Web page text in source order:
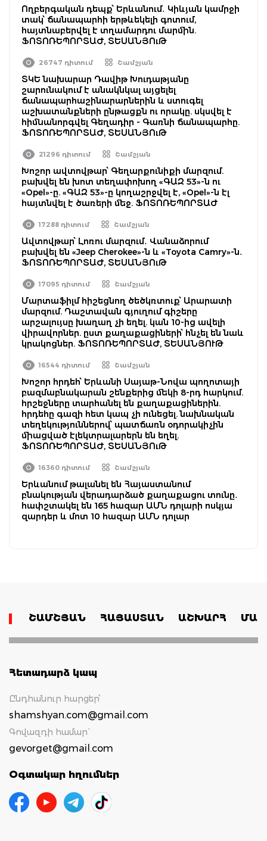
Ողբերգական դեպք՝ Երևանում․ Կիևյան կամրջի
տակ՝ ճանապարհի երթևեկելի գոտում,
հայտնաբերվել է տղամարդու մարմին.
ՖՈՏՈՌԵՊՈՐՏԱԺ, ՏԵՍԱՆՅՈւԹ
26747 դիտում Շամշյան
ՏԿԵ նախարար Դավիթ Խուդաթյանը
շարունակում է անակնկալ այցելել
ճանապարհաշինարարներին և ստուգել
աշխատանքների ընթացքն ու որակը. սկսվել է
հիմնանորգվել Գեղադիր - Գառնի ճանապարհը.
ՖՈՏՈՌԵՊՈՐՏԱԺ, ՏԵՍԱՆՅՈւԹ
21296 դիտում Շամշյան
Խոշոր ավտովթար՝ Գեղարքունիքի մարզում.
բախվել են խոտ տեղափոխող «ԳԱԶ 53»-ն ու
«Opel»-ը. «ԳԱԶ 53»-ը կողաշրջվել է, «Opel»-ն էլ
հայտնվել է ծառերի մեջ. ՖՈՏՈՌԵՊՈՐՏԱԺ
17288 դիտում Շամշյան
Ավտովթար՝ Լոռու մարզում․ Վանաձորում
բախվել են «Jeep Cherokee»-ն և «Toyota Camry»-ն․
ՖՈՏՈՌԵՊՈՐՏԱԺ, ՏԵՍԱՆՅՈւԹ
17095 դիտում Շամշյան
Մարտաֆիլմ հիշեցնող ծեծկռտուք՝ Արարատի
մարզում. Դաշտավան գյուղում գիշերը
արշալույսը խաղաղ չի եղել. կան 10-ից ավելի
վիրավորներ. ըստ քաղաքացիների՝ հնչել են նաև
կրակոցներ. ՖՈՏՈՌԵՊՈՐՏԱԺ, ՏԵՍԱՆՅՈՒԹ
16544 դիտում Շամշյան
Խոշոր հրդեհ՝ Երևանի Սայաթ-Նովա պողոտայի
բազմաբնակարան շենքերից մեկի 8-րդ հարկում.
հրշեջները տարհանել են քաղաքացիներին.
հրդեհը գազի հետ կապ չի ունեցել. նախնական
տեղեկություններով՝ պատճառն օդորակիչին
միացված էլեկտրալարերն են եղել.
ՖՈՏՈՌԵՊՈՐՏԱԺ, ՏԵՍԱՆՅՈւԹ
16360 դիտում Շամշյան
Երևանում թալանել են Հայաստանում
բնակության վերադարձած քաղաքացու տունը․
հափշտակել են 165 հազար ԱՄՆ դոլարի ոսկյա
զարդեր և մոտ 10 հազար ԱՄՆ դոլար
ՇԱՄՇՅԱՆ ՀԱՅԱՍՏԱՆ ԱՇԽԱՐՀ
Հետադարձ կապ
Ընդհանուր հարցեր՝
shamshyan.com@gmail.com
Գովազդի համար`
gevorget@gmail.com
Օգտակար հղումներ